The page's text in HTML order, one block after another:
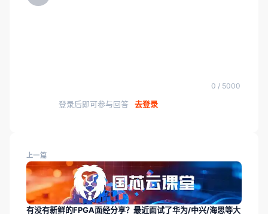
0 / 5000
登录后即可参与回答 去登录
上一篇
有没有新鲜的FPGA面经分享？最近面试了华为/中兴/海思等大